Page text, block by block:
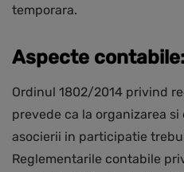
temporara.
Aspecte contabile:
Ordinul 1802/2014 privind
prevede ca la organizarea
asocierii in participatie
Reglementarile contabile